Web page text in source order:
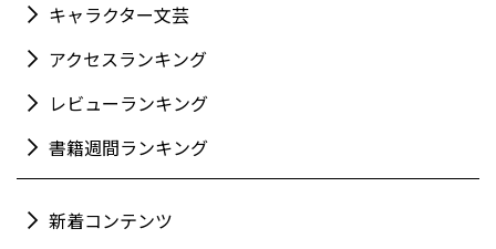
キャラクター文芸
アクセスランキング
レビューランキング
書籍週間ランキング
新着コンテンツ